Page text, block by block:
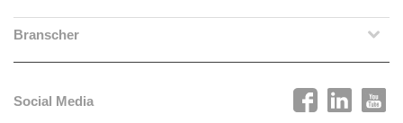
Branscher
Social Media